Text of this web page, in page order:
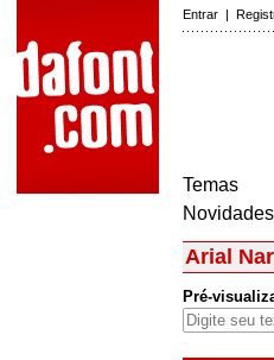
Entrar |
Temas
Novidades
Arial
Pré-